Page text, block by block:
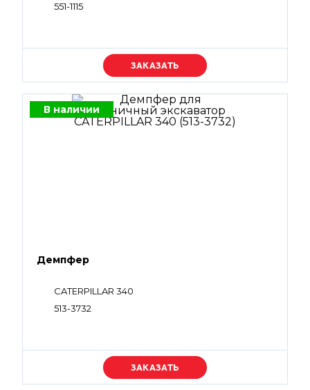
551-1115
Уточняйте цену
В наличии
Демпфер
CATERPILLAR 340
513-3732
Уточняйте цену